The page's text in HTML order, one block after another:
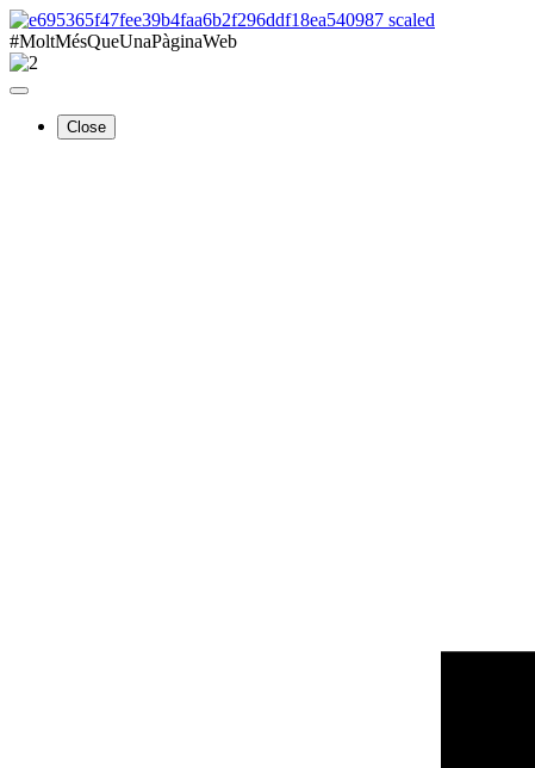
#MoltMésQueUnaPàginaWeb
Close